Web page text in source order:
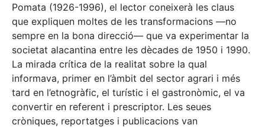
Pomata (1926-1996), el lector coneixerà les claus
que expliquen moltes de les transformacions —no
sempre en la bona direcció— que va experimentar la
societat alacantina entre les dècades de 1950 i 1990.
La mirada crítica de la realitat sobre la qual
informava, primer en l’àmbit del sector agrari i més
tard en l’etnogràfic, el turístic i el gastronòmic, el va
convertir en referent i prescriptor. Les seues
cròniques, reportatges i publicacions van